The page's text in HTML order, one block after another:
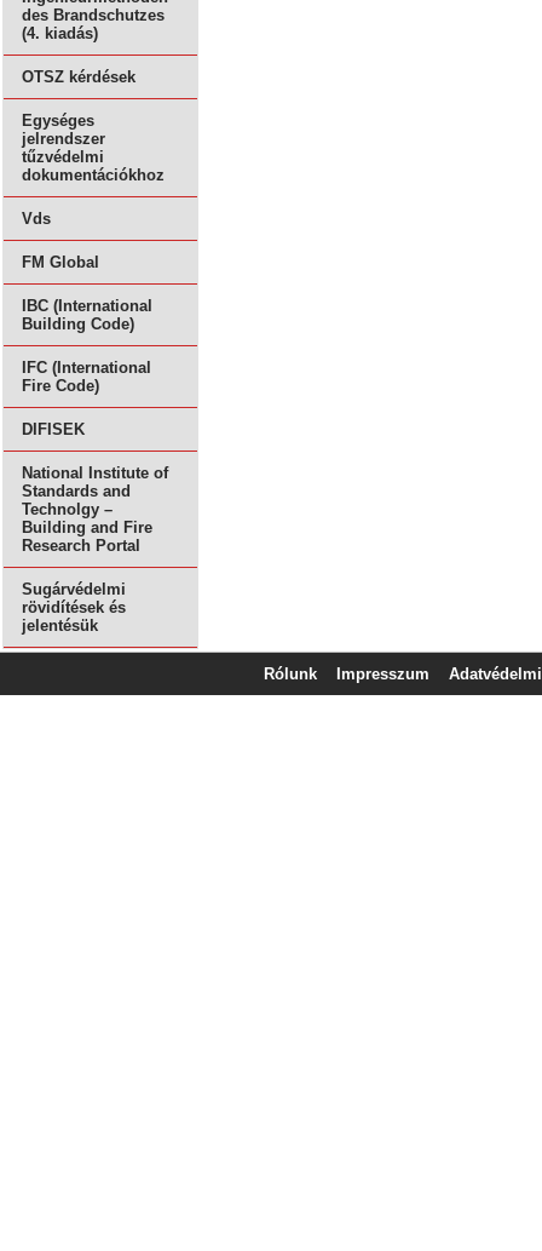
des Brandschutzes
(4. kiadás)
OTSZ kérdések
Egységes
jelrendszer
tűzvédelmi
dokumentációkhoz
Vds
FM Global
IBC (International
Building Code)
IFC (International
Fire Code)
DIFISEK
National Institute of
Standards and
Technolgy –
Building and Fire
Research Portal
Sugárvédelmi
rövidítések és
jelentésük
Rólunk Impresszum